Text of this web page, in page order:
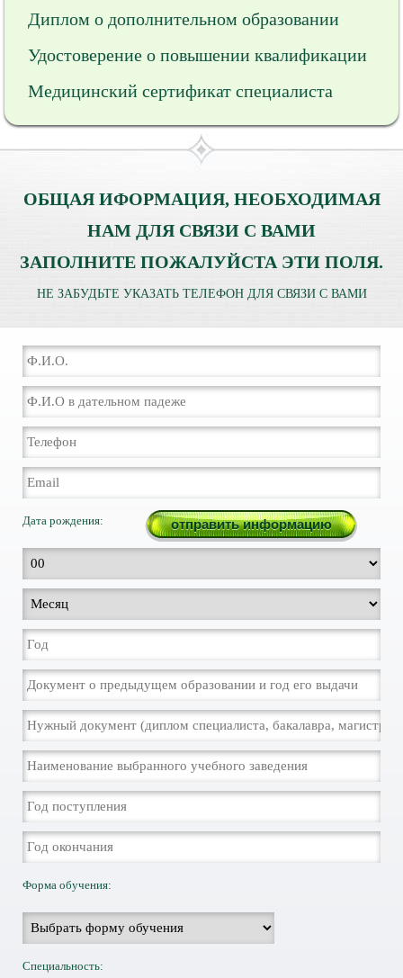
Диплом о дополнительном образовании
Удостоверение о повышении квалификации
Медицинский сертификат специалиста
ОБЩАЯ ИФОРМАЦИЯ, НЕОБХОДИМАЯ
НАМ ДЛЯ СВЯЗИ С ВАМИ
ЗАПОЛНИТЕ ПОЖАЛУЙСТА ЭТИ ПОЛЯ.
НЕ ЗАБУДЬТЕ УКАЗАТЬ ТЕЛЕФОН ДЛЯ СВЯЗИ С ВАМИ
Дата рождения:
Форма обучения:
Специальность: